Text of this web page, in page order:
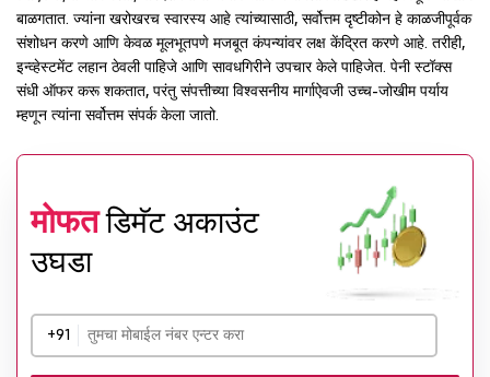
बाळगतात. ज्यांना खरोखरच स्वारस्य आहे त्यांच्यासाठी, सर्वोत्तम दृष्टीकोन हे काळजीपूर्वक
संशोधन करणे आणि केवळ मूलभूतपणे मजबूत कंपन्यांवर लक्ष केंद्रित करणे आहे. तरीही,
इन्व्हेस्टमेंट लहान ठेवली पाहिजे आणि सावधगिरीने उपचार केले पाहिजेत. पेनी स्टॉक्स
संधी ऑफर करू शकतात, परंतु संपत्तीच्या विश्वसनीय मार्गाऐवजी उच्च-जोखीम पर्याय
म्हणून त्यांना सर्वोत्तम संपर्क केला जातो.
मोफतडिमॅट अकाउंट
उघडा
+91